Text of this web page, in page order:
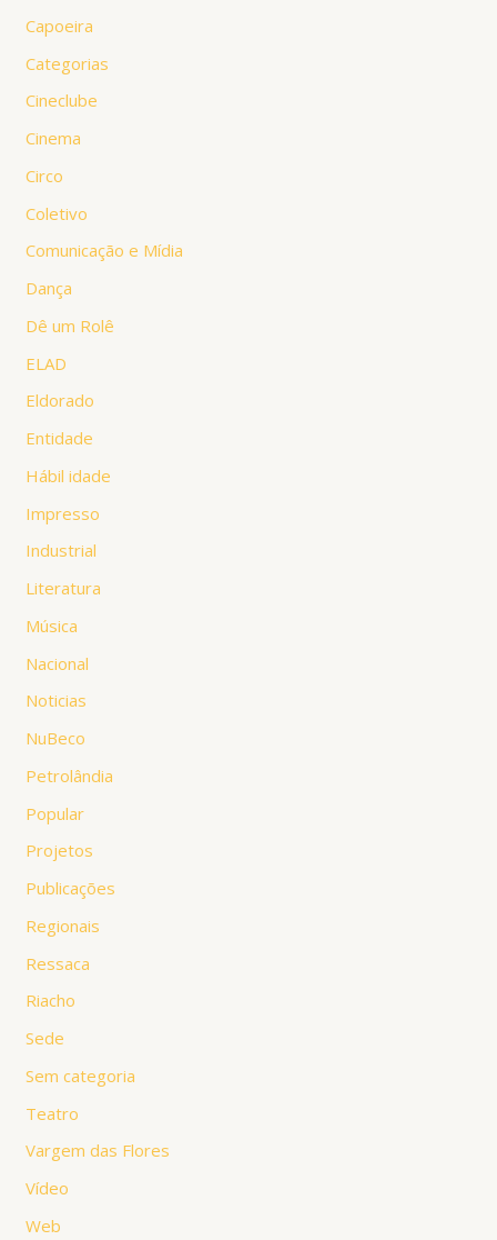
Capoeira
Categorias
Cineclube
Cinema
Circo
Coletivo
Comunicação e Mídia
Dança
Dê um Rolê
ELAD
Eldorado
Entidade
Hábil idade
Impresso
Industrial
Literatura
Música
Nacional
Noticias
NuBeco
Petrolândia
Popular
Projetos
Publicações
Regionais
Ressaca
Riacho
Sede
Sem categoria
Teatro
Vargem das Flores
Vídeo
Web